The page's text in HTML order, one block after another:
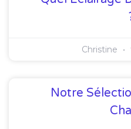
Christine
Notre